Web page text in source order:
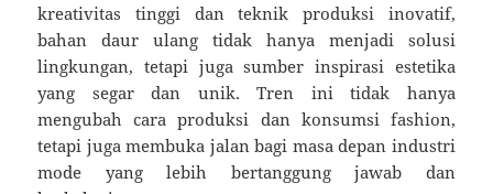
kreativitas tinggi dan teknik produksi inovatif,
bahan daur ulang tidak hanya menjadi solusi
lingkungan, tetapi juga sumber inspirasi estetika
yang segar dan unik. Tren ini tidak hanya
mengubah cara produksi dan konsumsi fashion,
tetapi juga membuka jalan bagi masa depan industri
mode yang lebih bertanggung jawab dan